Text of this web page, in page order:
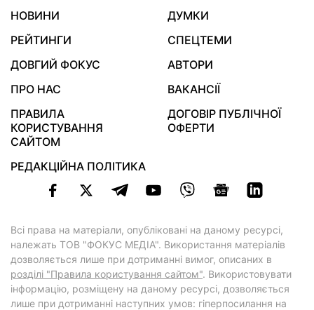
НОВИНИ
ДУМКИ
РЕЙТИНГИ
СПЕЦТЕМИ
ДОВГИЙ ФОКУС
АВТОРИ
ПРО НАС
ВАКАНСІЇ
ПРАВИЛА
КОРИСТУВАННЯ
САЙТОМ
ДОГОВІР ПУБЛІЧНОЇ
ОФЕРТИ
РЕДАКЦІЙНА ПОЛІТИКА
Всі права на матеріали, опубліковані на даному ресурсі,
належать ТОВ "ФОКУС МЕДІА". Використання матеріалів
дозволяється лише при дотриманні вимог, описаних в
розділі "Правила користування сайтом". Використовувати
інформацію, розміщену на даному ресурсі, дозволяється
лише при дотриманні наступних умов: гіперпосилання на